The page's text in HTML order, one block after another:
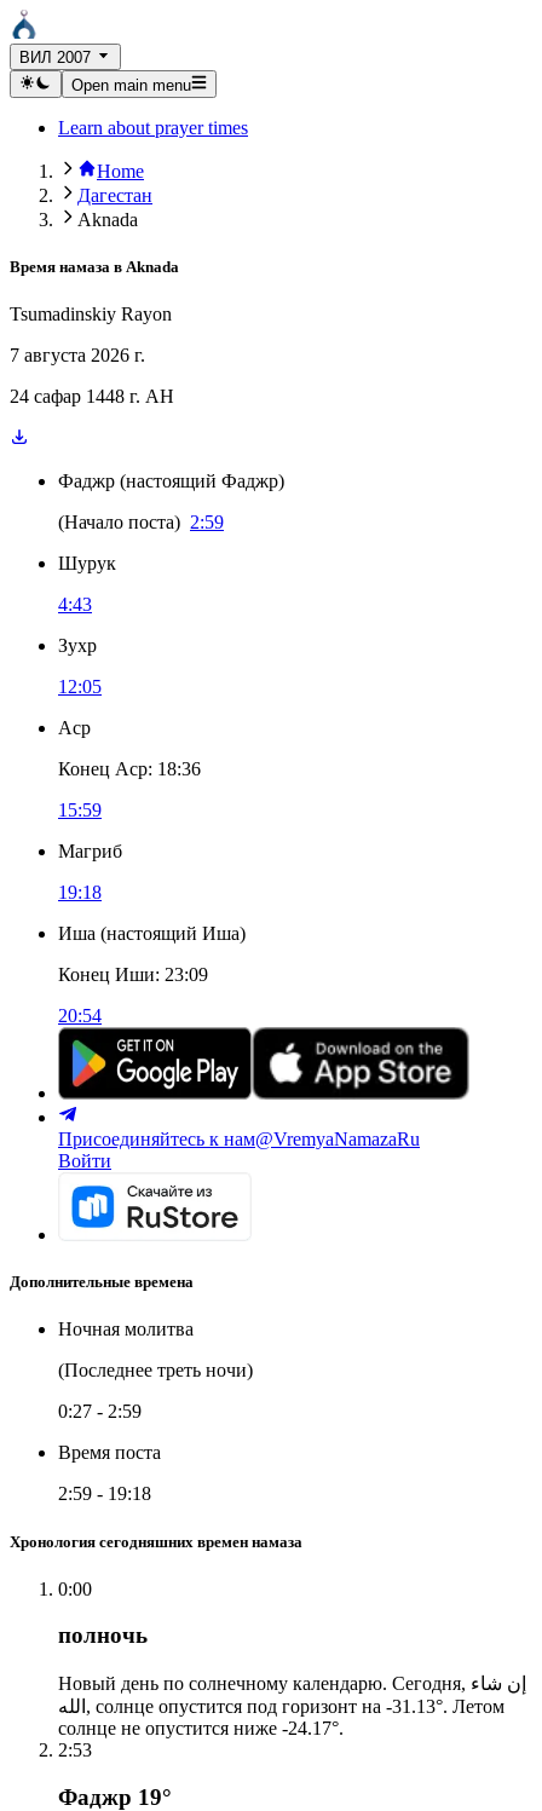
ВИЛ 2007
Open main menu
Learn about prayer times
Home
Дагестан
Aknada
Время намаза в Aknada
Tsumadinskiy Rayon
7 августа 2026 г.
24 сафар 1448 г. AH
Фаджр (настоящий Фаджр)
(Начало поста) 2:59
Шурук
4:43
Зухр
12:05
Аср
Конец Аср: 18:36
15:59
Магриб
19:18
Иша (настоящий Иша)
Конец Иши: 23:09
20:54
Присоединяйтесь к нам@VremyaNamazaRu
Войти
Дополнительные времена
Ночная молитва
(Последнее треть ночи)
0:27 - 2:59
Время поста
2:59 - 19:18
Хронология сегодняшних времен намаза
0:00
полночь
Новый день по солнечному календарю. Сегодня, إن شاء
الله, солнце опустится под горизонт на -31.13°. Летом
солнце не опустится ниже -24.17°.
2:53
Фаджр 19°